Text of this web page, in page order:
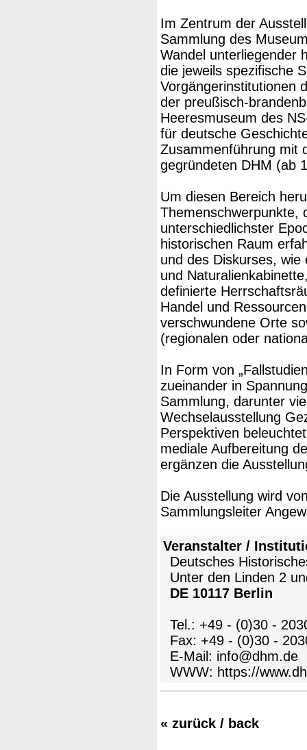
Im Zentrum der
Sammlung des
Wandel unterliegender
die jeweils spezifische
Vorgängerinstitutionen
der preußisch-
Heeresmuseum des
für deutsche
Zusammenführung mit
gegründeten DHM (ab
Um diesen Bereich
Themenschwerpunkte,
unterschiedlichster
historischen Raum
und des Diskurses,
und
definierte
Handel und
verschwundene Orte
(regionalen oder
In Form von
zueinander in
Sammlung, darunter
Wechselausstellung
Perspektiven
mediale Aufbereitung
ergänzen die
Die Ausstellung wird
Sammlungsleiter
Veranstalter /
Deutsches
Unter den Linden 2
DE 10117 Berlin
Tel.: +49 - (0)30 -
Fax: +49 - (0)30 -
E-Mail: info@dhm.de
WWW: https://
« zurück / back